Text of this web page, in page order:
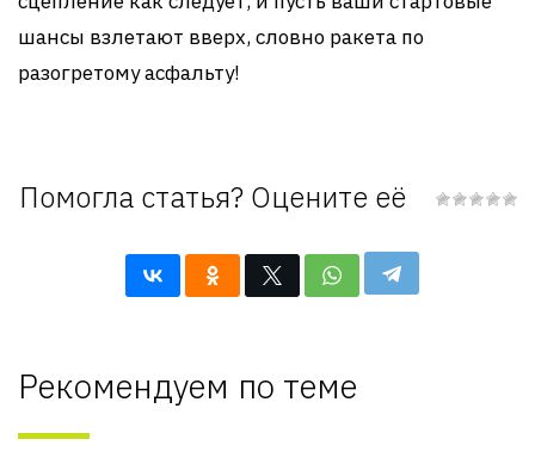
шансы взлетают вверх, словно ракета по
разогретому асфальту!
Помогла статья? Оцените её
Рекомендуем по теме